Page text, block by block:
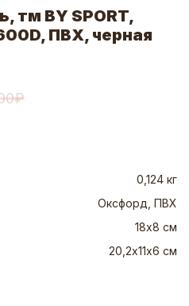
тм BY SPORT,
ПВХ, черная
₽
0,124 кг
Оксфорд, ПВХ
18х8 см
20,2х11х6 см